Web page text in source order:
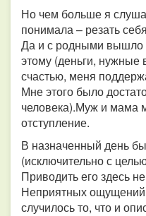
Но чем больше я
понимала – резать
Да и с родными вышло
этому (деньги, нужные
счастью, меня
Мне этого было
человека).Муж и мама
отступление.
В назначенный день
(исключительно с
Приводить его здесь
Неприятных ощущений
случилось то, что и